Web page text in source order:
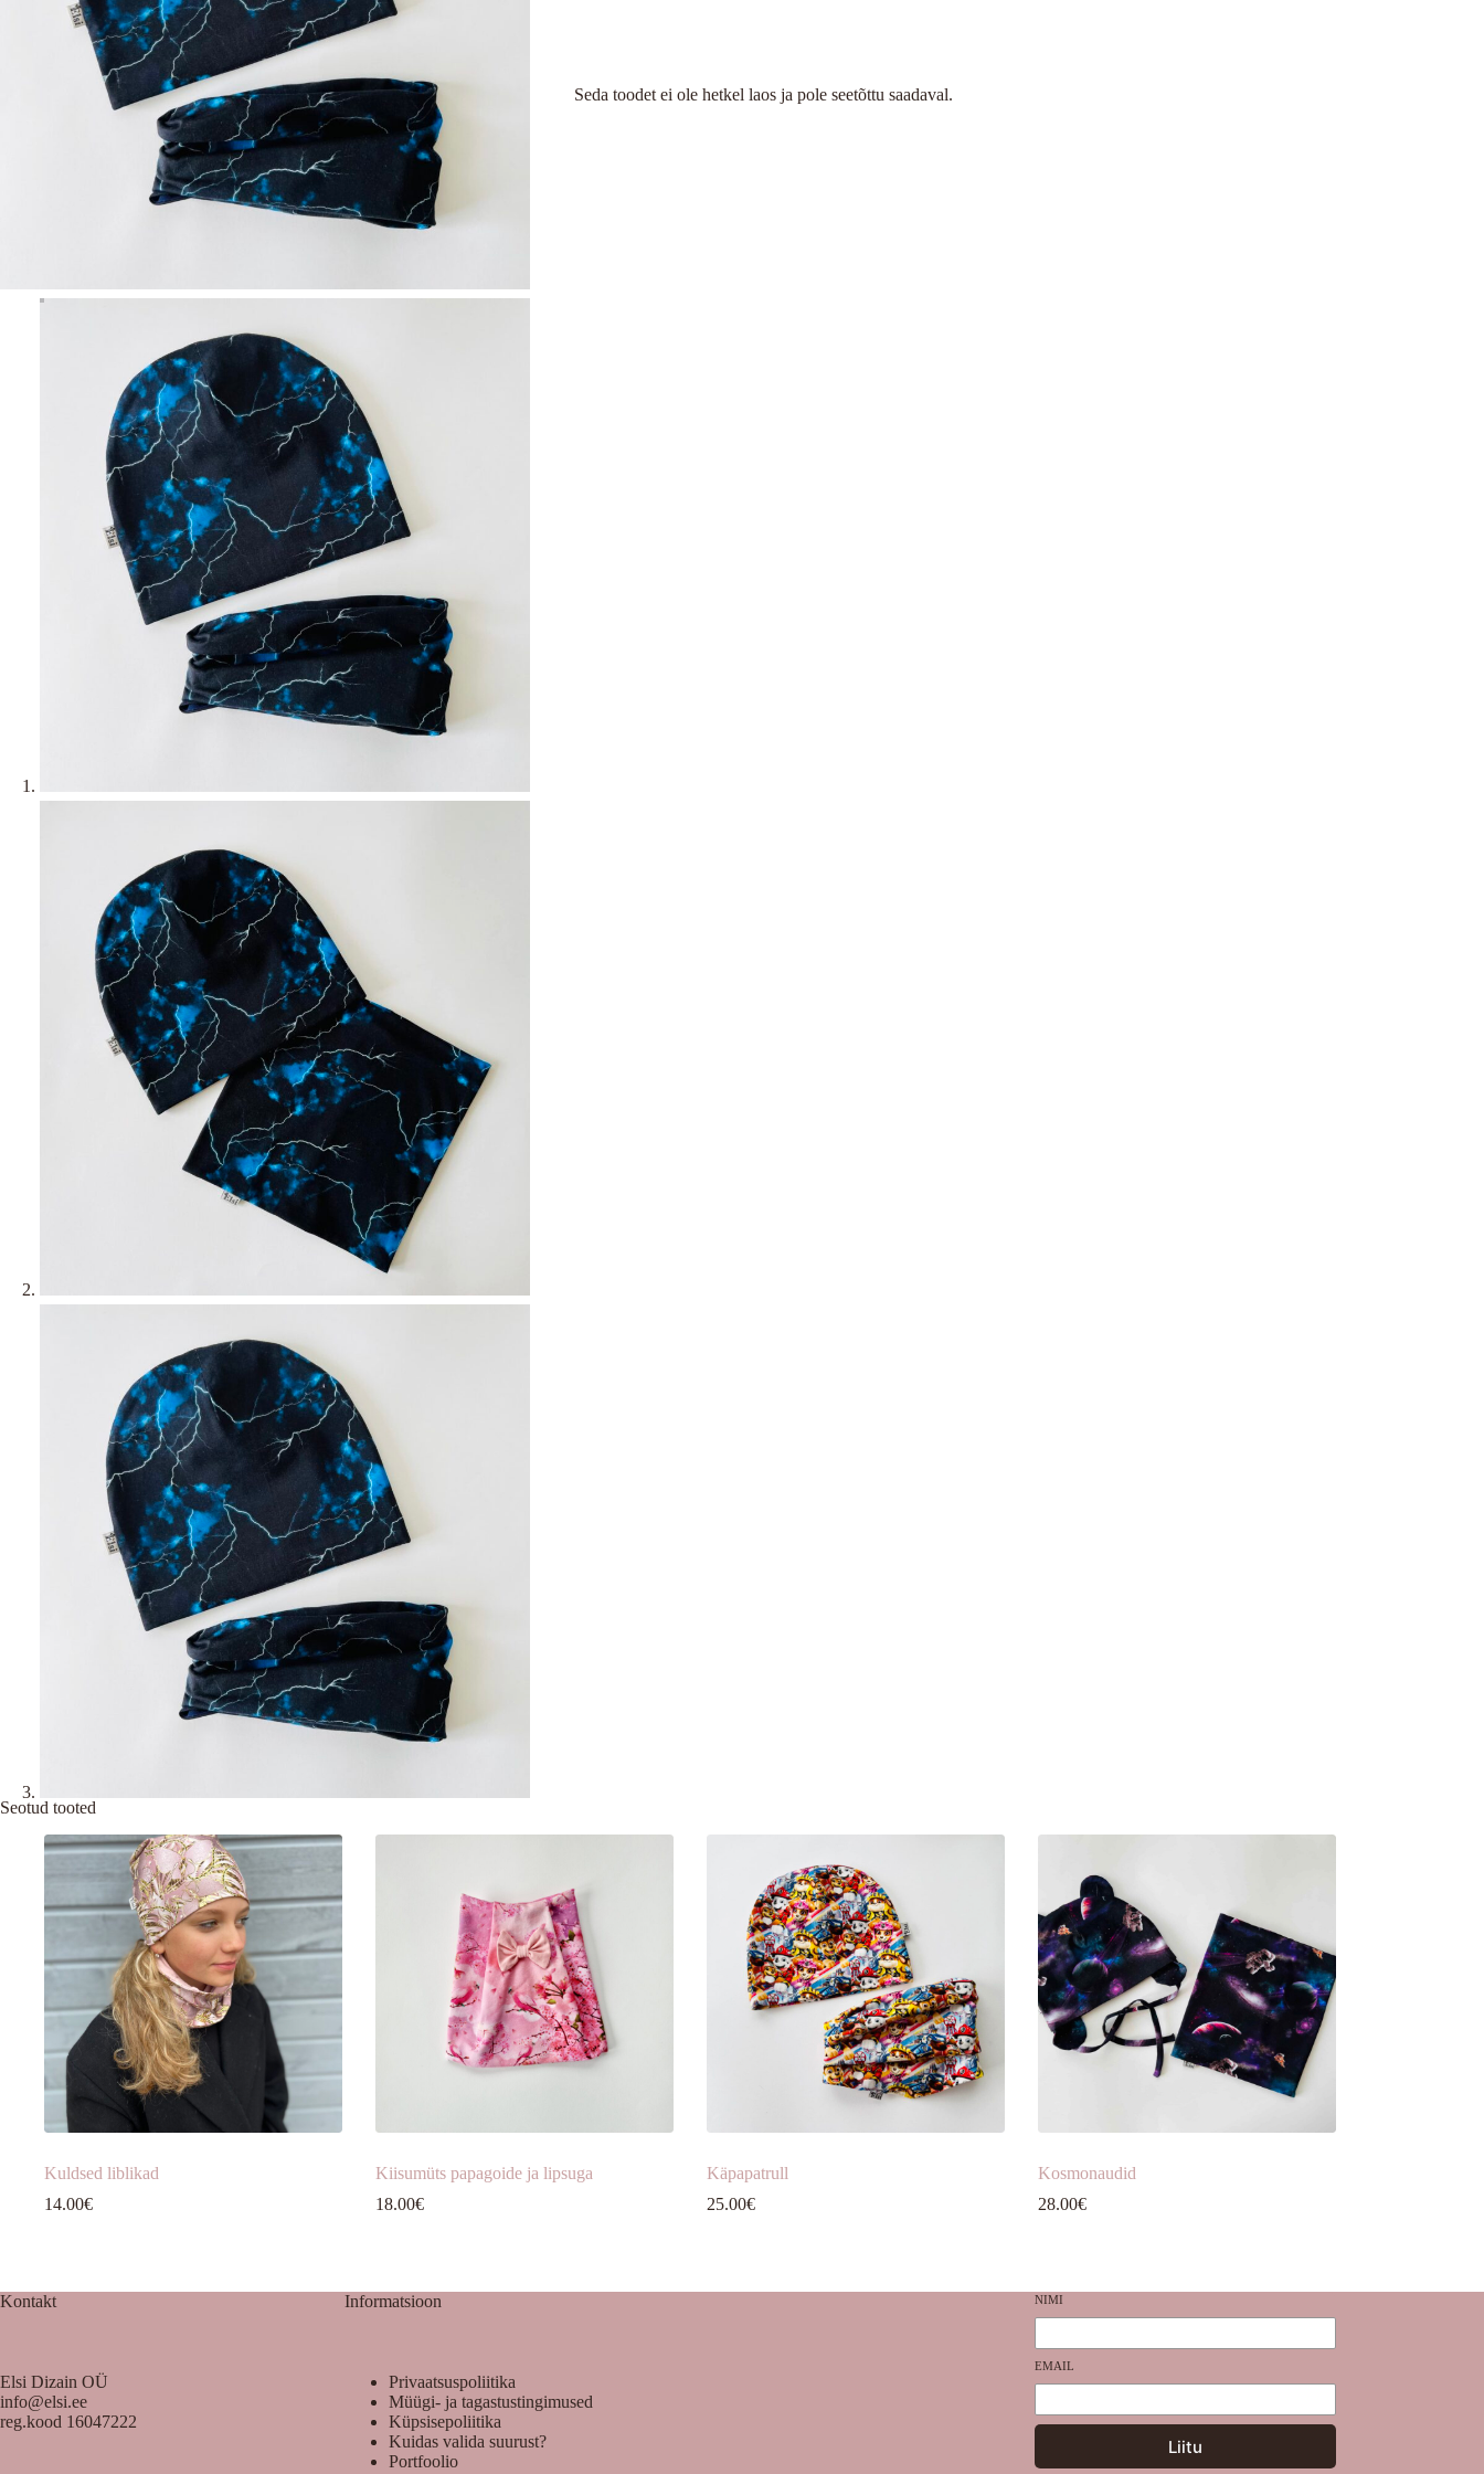
Seda toodet ei ole hetkel laos ja pole seetõttu saadaval.
Seotud tooted
Kuldsed liblikad
14.00€
Kiisumüts papagoide ja lipsuga
18.00€
Käpapatrull
25.00€
Kosmonaudid
28.00€
Kontakt
Elsi Dizain OÜ
info@elsi.ee
reg.kood 16047222
Informatsioon
Privaatsuspoliitika
Müügi- ja tagastustingimused
Küpsisepoliitika
Kuidas valida suurust?
Portfoolio
NIMI
EMAIL
Liitu